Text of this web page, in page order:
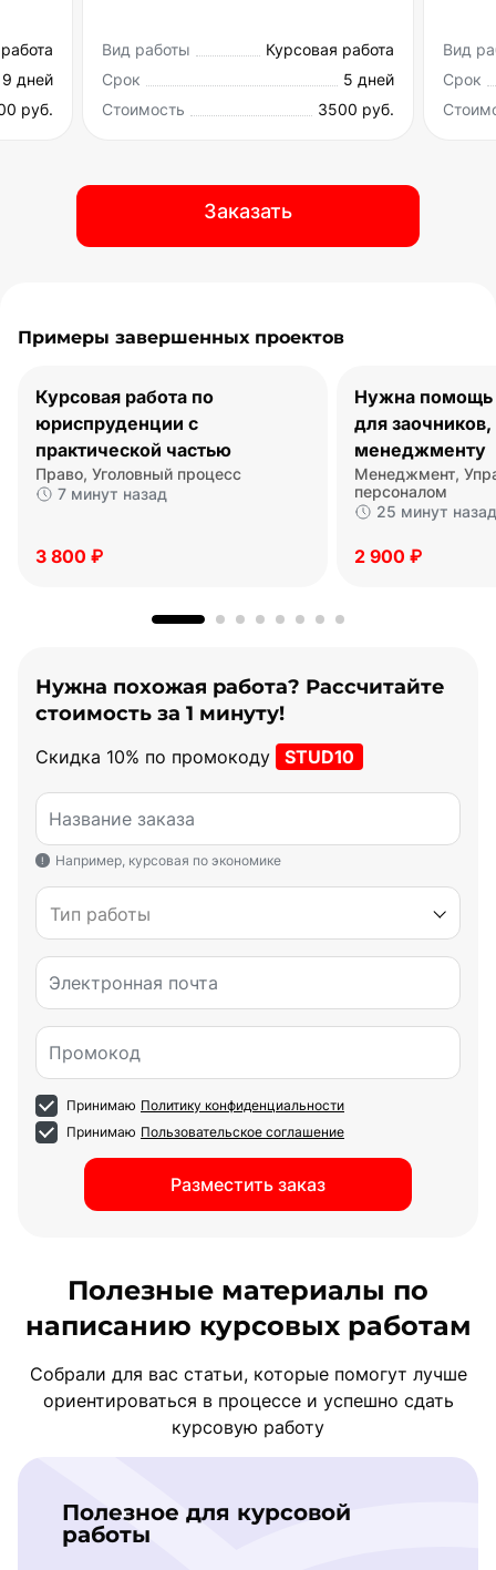
Курсовая работа
3500 руб.
Вид работы
Стоимость
Заказать
Примеры завершенных проектов
Курсовая работа по
юриспруденции с
практической частью
Право, Уголовный процесс
7 минут назад
3 800 ₽
Нужна помощь
для
менеджменту
Менеджмент,
персоналом
25 минут назад
2 900 ₽
Нужна похожая работа? Рассчитайте
стоимость за 1 минуту!
Скидка 10% по промокоду STUD10
Название заказа
Например, курсовая по экономике
Электронная почта
Промокод
Принимаю Политику конфиденциальности
Принимаю Пользовательское соглашение
Разместить заказ
Полезные материалы по
написанию курсовых работам
Собрали для вас статьи, которые помогут лучше
ориентироваться в процессе и успешно сдать
курсовую работу
Полезное для курсовой
работы